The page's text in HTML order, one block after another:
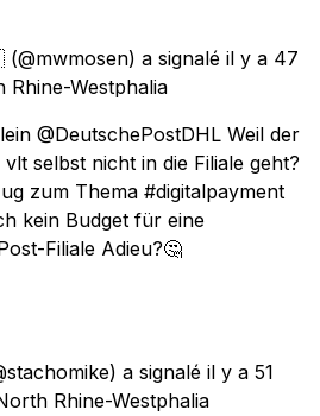
(@mwmosen) a signalé il y a 47
Rhine-Westphalia
@DeutschePostDHL Weil der
selbst nicht in die Filiale geht?
zum Thema #digitalpayment
kein Budget für eine
Filiale Adieu?🤔
a signalé il y a 51
Rhine-Westphalia